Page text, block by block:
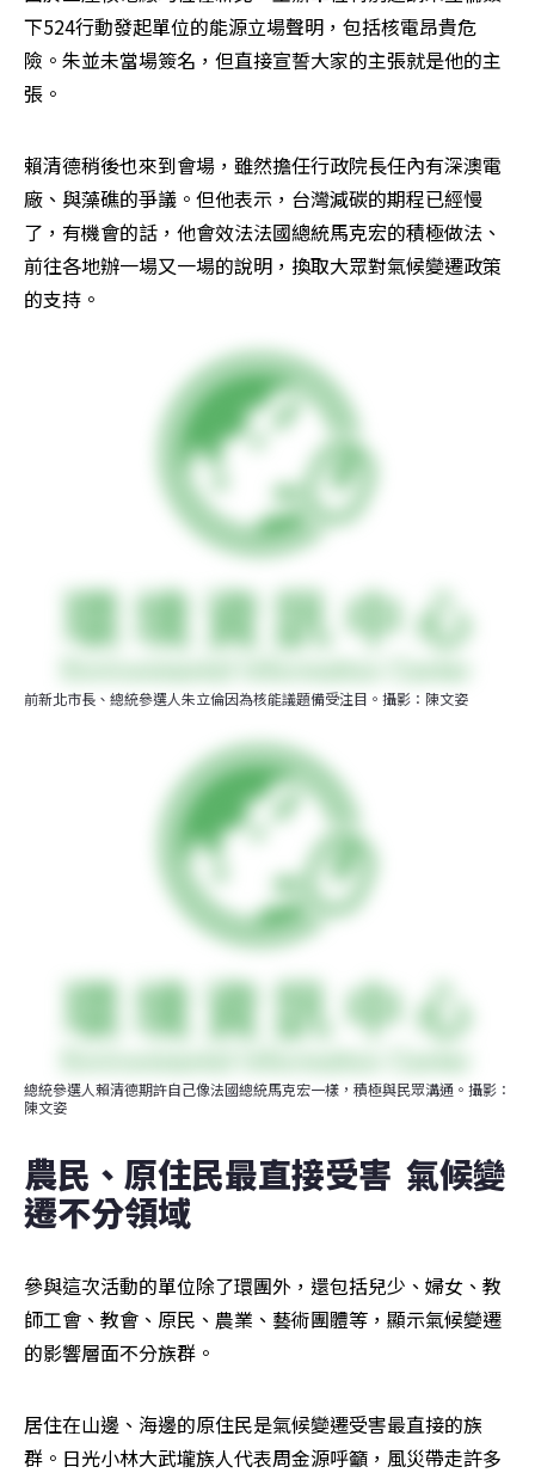
下524行動發起單位的能源立場聲明，包括核電昂貴危
險。朱並未當場簽名，但直接宣誓大家的主張就是他的主
張。
賴清德稍後也來到會場，雖然擔任行政院長任內有深澳電
廠、與藻礁的爭議。但他表示，台灣減碳的期程已經慢
了，有機會的話，他會效法法國總統馬克宏的積極做法、
前往各地辦一場又一場的說明，換取大眾對氣候變遷政策
的支持。
前新北市長、總統參選人朱立倫因為核能議題備受注目。攝影：陳文姿
總統參選人賴清德期許自己像法國總統馬克宏一樣，積極與民眾溝通。攝影：
陳文姿
農民、原住民最直接受害  氣候變
遷不分領域
參與這次活動的單位除了環團外，還包括兒少、婦女、教
師工會、教會、原民、農業、藝術團體等，顯示氣候變遷
的影響層面不分族群。
居住在山邊、海邊的原住民是氣候變遷受害最直接的族
群。日光小林大武壠族人代表周金源呼籲，風災帶走許多